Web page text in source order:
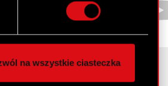
chwili.
społecznościowe i
z innymi danymi
korzystanie z naszej witryny,
na wszystkie ciasteczka